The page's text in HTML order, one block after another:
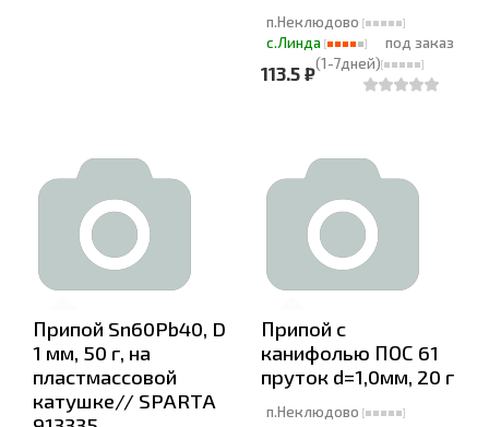
п.Неклюдово
с.Линда
под заказ
(1-7дней)
113.5 ₽
Припой Sn60Pb40, D
1 мм, 50 г, на
пластмассовой
катушке// SPARTA
Припой с
канифолью ПОС 61
пруток d=1,0мм, 20 г
п.Неклюдово